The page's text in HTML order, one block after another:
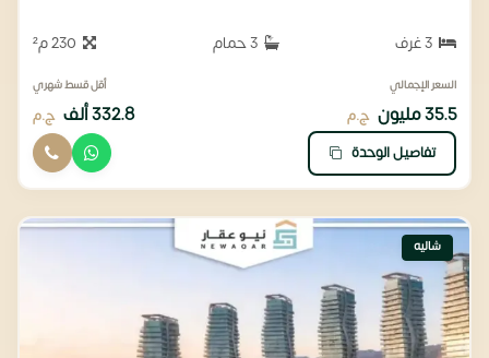
3 حمام
السعر الإجمالي
35.5 مليون ج.م
أقل قسط شهري
332.8 ألف ج.م
تفاصيل الوحدة
شاليه